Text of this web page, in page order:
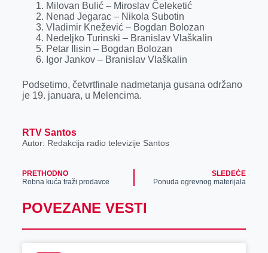
r
Milovan Bulić – Miroslav Čeleketić
Nenad Jegarac – Nikola Subotin
Vladimir Knežević – Bogdan Bolozan
Nedeljko Turinski – Branislav Vlaškalin
Petar Ilisin – Bogdan Bolozan
Igor Jankov – Branislav Vlaškalin
Podsetimo, četvrtfinale nadmetanja gusana održano
je 19. januara, u Melencima.
RTV Santos
Autor: Redakcija radio televizije Santos
PRETHODNO
Robna kuća traži prodavce
SLEDEĆE
Ponuda ogrevnog materijala
POVEZANE VESTI